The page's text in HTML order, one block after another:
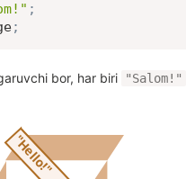
;
;
bor, har biri "Salom!"